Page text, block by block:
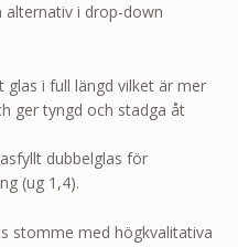
alternativ i drop-down
glas i full längd vilket är mer
ger tyngd och stadga åt
dubbelglas för
(ug 1,4).
stomme med högkvalitativa